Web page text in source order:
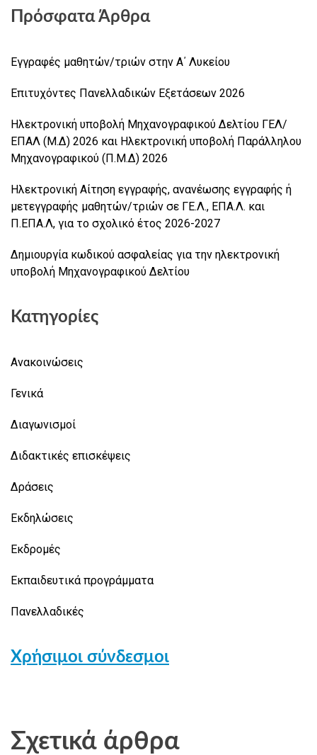
Πρόσφατα Άρθρα
Εγγραφές μαθητών/τριών στην Α΄ Λυκείου
Επιτυχόντες Πανελλαδικών Εξετάσεων 2026
Ηλεκτρονική υποβολή Μηχανογραφικού Δελτίου ΓΕΛ/
ΕΠΑΛ (Μ.Δ) 2026 και Ηλεκτρονική υποβολή Παράλληλου
Μηχανογραφικού (Π.Μ.Δ) 2026
Ηλεκτρονική Αίτηση εγγραφής, ανανέωσης εγγραφής ή
μετεγγραφής μαθητών/τριών σε ΓΕ.Λ., ΕΠΑ.Λ. και
Π.ΕΠΑ.Λ, για το σχολικό έτος 2026-2027
Δημιουργία κωδικού ασφαλείας για την ηλεκτρονική
υποβολή Μηχανογραφικού Δελτίου
Κατηγορίες
Ανακοινώσεις
Γενικά
Διαγωνισμοί
Διδακτικές επισκέψεις
Δράσεις
Εκδηλώσεις
Εκδρομές
Εκπαιδευτικά προγράμματα
Πανελλαδικές
Χρήσιμοι σύνδεσμοι
Σχετικά άρθρα